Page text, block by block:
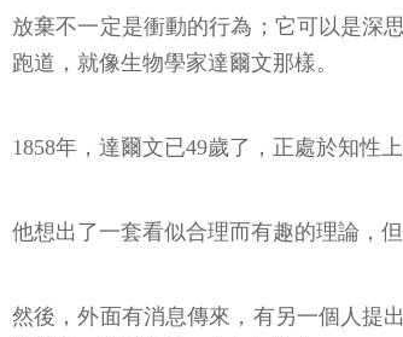
放棄不一定是衝動的行為；它可以是深
跑道，就像生物學家達爾文那樣。
1858年，達爾文已49歲了，正處於知性
他想出了一套看似合理而有趣的理論，
然後，外面有消息傳來，有另一個人提